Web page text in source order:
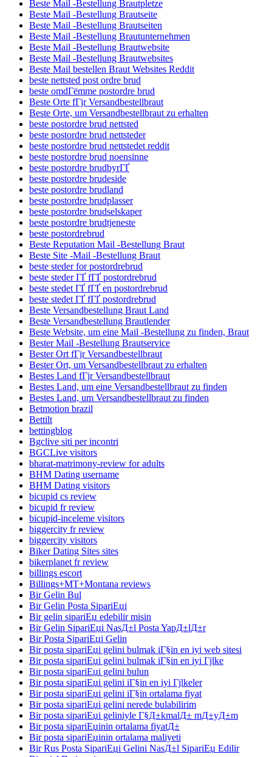
Beste Mail -Bestellung Brautpletze
Beste Mail -Bestellung Brautseite
Beste Mail -Bestellung Brautseiten
Beste Mail -Bestellung Brautunternehmen
Beste Mail -Bestellung Brautwebsite
Beste Mail -Bestellung Brautwebsites
Beste Mail bestellen Braut Websites Reddit
beste nettsted post ordre brud
beste omdГёmme postordre brud
Beste Orte fГјr Versandbestellbraut
Beste Orte, um Versandbestellbraut zu erhalten
beste postordre brud nettsted
beste postordre brud nettsteder
beste postordre brud nettstedet reddit
beste postordre brud noensinne
beste postordre brudbyrГҐ
beste postordre brudeside
beste postordre brudland
beste postordre brudplasser
beste postordre brudselskaper
beste postordre brudtjeneste
beste postordrebrud
Beste Reputation Mail -Bestellung Braut
Beste Site -Mail -Bestellung Braut
beste steder for postordrebrud
beste steder ГҐ fГҐ postordrebrud
beste stedet ГҐ fГҐ en postordrebrud
beste stedet ГҐ fГҐ postordrebrud
Beste Versandbestellung Braut Land
Beste Versandbestellung Brautlender
Beste Website, um eine Mail -Bestellung zu finden, Braut
Bester Mail -Bestellung Brautservice
Bester Ort fГјr Versandbestellbraut
Bester Ort, um Versandbestellbraut zu erhalten
Bestes Land fГјr Versandbestellbraut
Bestes Land, um eine Versandbestellbraut zu finden
Bestes Land, um Versandbestellbraut zu finden
Betmotion brazil
Bettilt
bettingblog
Bgclive siti per incontri
BGCLive visitors
bharat-matrimony-review for adults
BHM Dating username
BHM Dating visitors
bicupid cs review
bicupid fr review
bicupid-inceleme visitors
biggercity fr review
biggercity visitors
Biker Dating Sites sites
bikerplanet fr review
billings escort
Billings+MT+Montana reviews
Bir Gelin Bul
Bir Gelin Posta SipariЕџi
Bir gelin sipariЕџ edebilir misin
Bir Gelin SipariЕџi NasД±l Posta YapД±lД±r
Bir Posta SipariЕџi Gelin
Bir posta sipariЕџi gelini bulmak iГ§in en iyi web sitesi
Bir posta sipariЕџi gelini bulmak iГ§in en iyi Гјlke
Bir posta sipariЕџi gelini bulun
Bir posta sipariЕџi gelini iГ§in en iyi Гјlkeler
Bir posta sipariЕџi gelini iГ§in ortalama fiyat
Bir posta sipariЕџi gelini nerede bulabilirim
Bir posta sipariЕџi geliniyle Г§Д±kmalД± mД±yД±m
Bir posta sipariЕџinin ortalama fiyatД±
Bir posta sipariЕџinin ortalama maliyeti
Bir Rus Posta SipariЕџi Gelini NasД±l SipariЕџ Edilir